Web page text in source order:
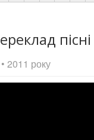
пісні
• 2011 року